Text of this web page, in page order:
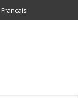
Français